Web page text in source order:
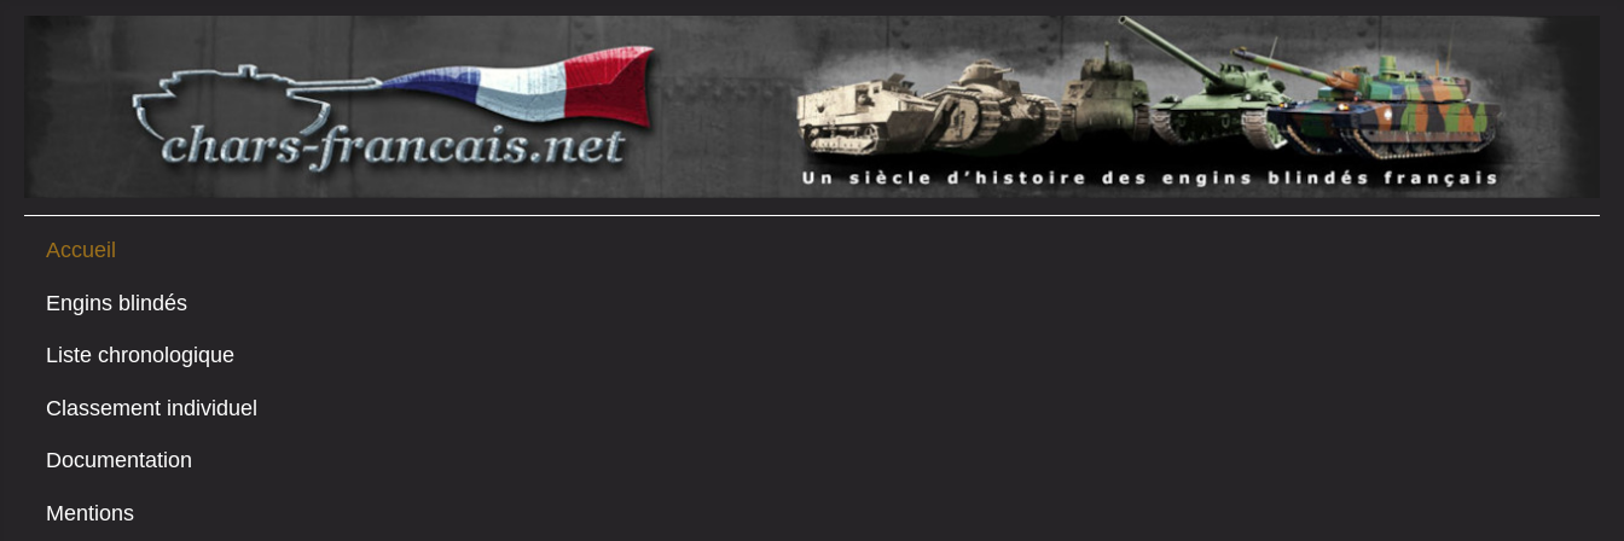
Accueil
Engins blindés
Liste chronologique
Classement individuel
Documentation
Mentions